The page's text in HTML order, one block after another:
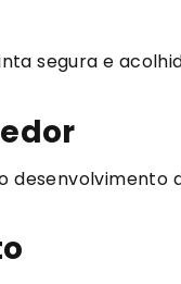
segura e
desenvolvimento